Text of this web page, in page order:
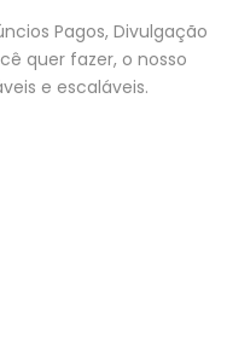
Pagos, Divulgação
quer fazer, o nosso
e escaláveis.